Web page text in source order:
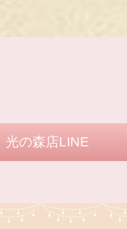
光の森店LINE